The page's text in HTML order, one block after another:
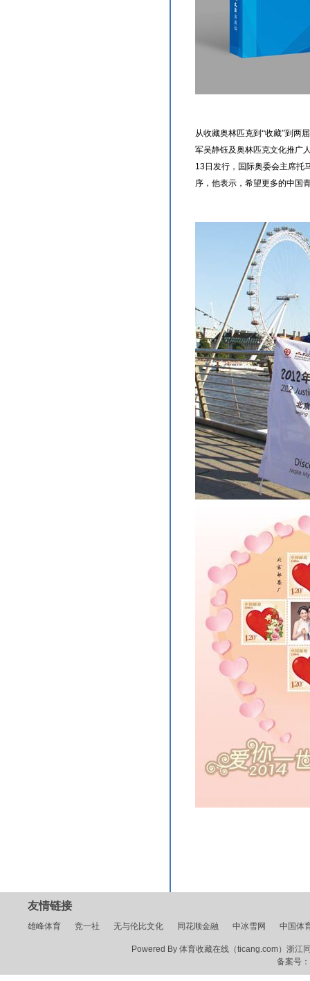
从收藏奥林匹克到“收藏”到两
军吴静钰及奥林匹克文化推广
13日发行，国际奥委会主席托
序，他表示，希望更多的中国
友情链接
雄峰体育 竞一社 无与伦比文化 同花顺金融 中冰雪网 中国体
Powered By 体育收藏在线（ticang.com）浙江
备案号：